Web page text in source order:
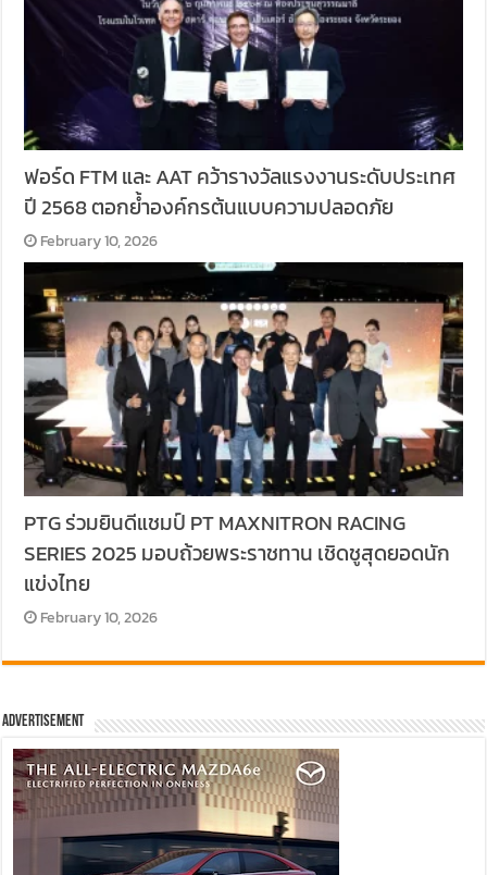
ฟอร์ด FTM และ AAT คว้ารางวัลแรงงานระดับประเทศ
ปี 2568 ตอกย้ำองค์กรต้นแบบความปลอดภัย
February 10, 2026
PTG ร่วมยินดีแชมป์ PT MAXNITRON RACING
SERIES 2025 มอบถ้วยพระราชทาน เชิดชูสุดยอดนัก
แข่งไทย
February 10, 2026
Advertisement